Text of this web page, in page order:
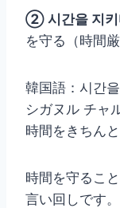
② 시간을 지키
を守る（時間厳
韓国語：시간
シガヌル チャ
時間をきちん
時間を守るこ
言い回しです。